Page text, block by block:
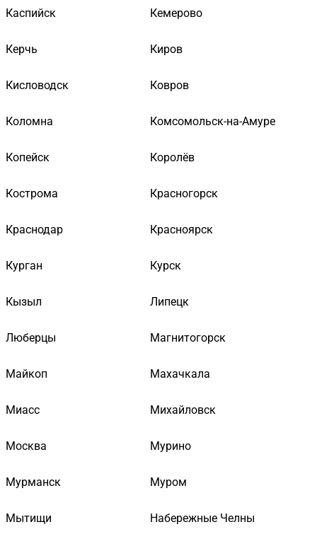
Каспийск Кемерово
Керчь Киров
Кисловодск Ковров
Коломна Комсомольск-на-Амуре
Копейск Королёв
Кострома Красногорск
Краснодар Красноярск
Курган Курск
Кызыл Липецк
Люберцы Магнитогорск
Майкоп Махачкала
Миасс Михайловск
Москва Мурино
Мурманск Муром
Мытищи Набережные Челны